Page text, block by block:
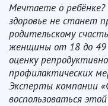
Мечтаете о
здоровье не станет
родительскому
женщины от 18 до 49
оценку
профилактических
Эксперты компании
воспользоваться